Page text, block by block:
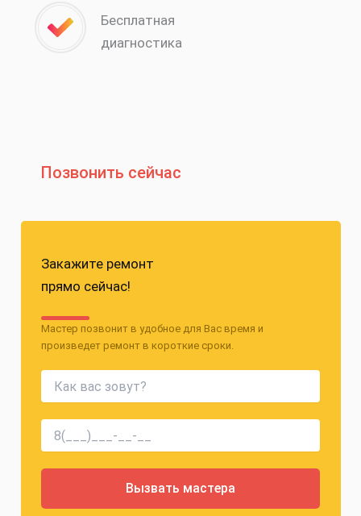
Бесплатная
диагностика
Позвонить сейчас
Закажите ремонт
прямо сейчас!
Мастер позвонит в удобное для Вас время и
произведет ремонт в короткие сроки.